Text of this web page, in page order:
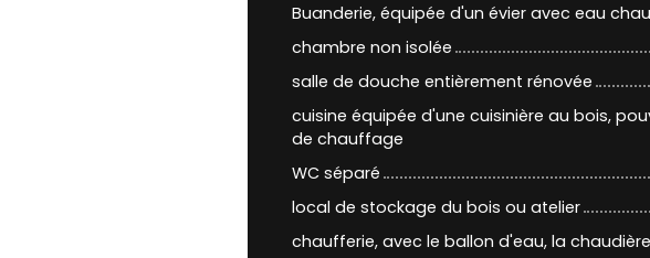
Buanderie, équipée d'un évier avec eau
chambre non isolée
salle de douche entièrement rénovée
cuisine équipée d'une cuisinière au bois,
de chauffage
WC séparé
local de stockage du bois ou atelier
chaufferie, avec le ballon d'eau, la